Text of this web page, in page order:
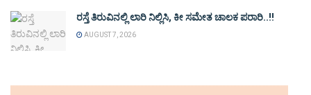
ರಸ್ತೆ ತಿರುವಿನಲ್ಲಿ ಲಾರಿ ನಿಲ್ಲಿಸಿ, ಕೀ ಸಮೇತ ಚಾಲಕ ಪರಾರಿ..!!
AUGUST 7, 2026